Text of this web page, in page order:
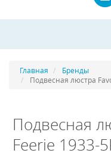
Главная
Бренды
Подвесная люстра
Подвесная
Feerie 1933-